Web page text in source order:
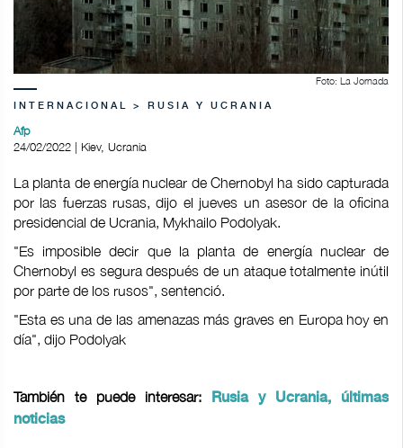
Foto: La Jornada
INTERNACIONAL > RUSIA Y UCRANIA
Afp
24/02/2022 | Kiev, Ucrania
La planta de energía nuclear de Chernobyl ha sido capturada
por las fuerzas rusas, dijo el jueves un asesor de la oficina
presidencial de Ucrania, Mykhailo Podolyak.
"Es imposible decir que la planta de energía nuclear de
Chernobyl es segura después de un ataque totalmente inútil
por parte de los rusos", sentenció.
"Esta es una de las amenazas más graves en Europa hoy en
día", dijo Podolyak
También te puede interesar:
Rusia y Ucrania, últimas
noticias